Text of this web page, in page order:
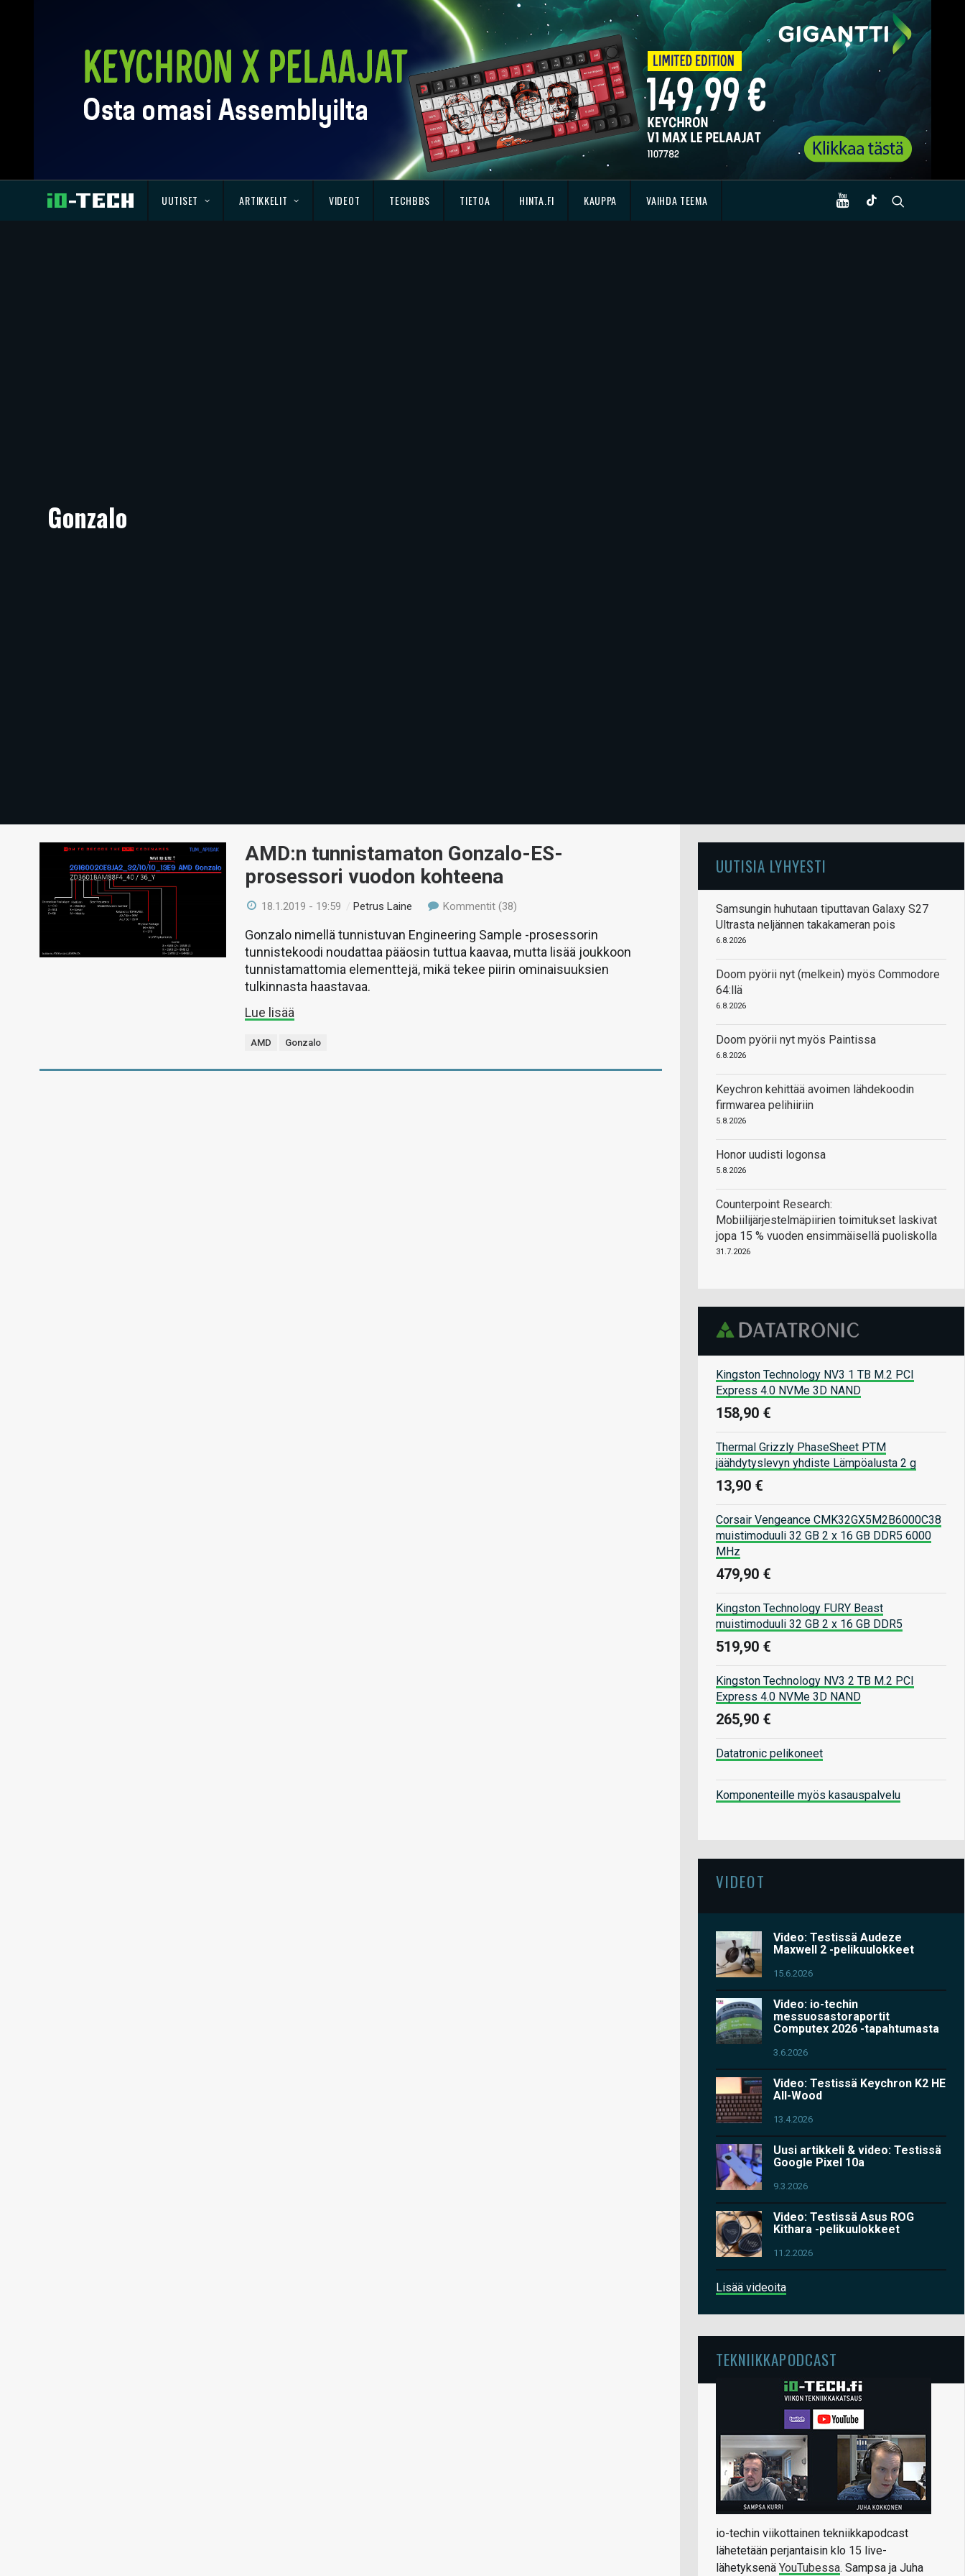
UUTISET ARTIKKELIT VIDEOT TECHBBS TIETOA HINTA.FI KAUPPA VAIHDA TEEMA
Gonzalo
AMD:n tunnistamaton Gonzalo-ES-
prosessori vuodon kohteena
18.1.2019 - 19:59 /Petrus Laine Kommentit (38)
Gonzalo nimellä tunnistuvan Engineering Sample -prosessorin
tunnistekoodi noudattaa pääosin tuttua kaavaa, mutta lisää joukkoon
tunnistamattomia elementtejä, mikä tekee piirin ominaisuuksien
tulkinnasta haastavaa.
Lue lisää
AMD Gonzalo
UUTISIA LYHYESTI
Samsungin huhutaan tiputtavan Galaxy S27
Ultrasta neljännen takakameran pois
6.8.2026
Doom pyörii nyt (melkein) myös Commodore
64:llä
6.8.2026
Doom pyörii nyt myös Paintissa
6.8.2026
Keychron kehittää avoimen lähdekoodin
firmwarea pelihiiriin
5.8.2026
Honor uudisti logonsa
5.8.2026
Counterpoint Research:
Mobiilijärjestelmäpiirien toimitukset laskivat
jopa 15 % vuoden ensimmäisellä puoliskolla
31.7.2026
Kingston Technology NV3 1 TB M.2 PCI
Express 4.0 NVMe 3D NAND
158,90 €
Thermal Grizzly PhaseSheet PTM
jäähdytyslevyn yhdiste Lämpöalusta 2 g
13,90 €
Corsair Vengeance CMK32GX5M2B6000C38
muistimoduuli 32 GB 2 x 16 GB DDR5 6000
MHz
479,90 €
Kingston Technology FURY Beast
muistimoduuli 32 GB 2 x 16 GB DDR5
519,90 €
Kingston Technology NV3 2 TB M.2 PCI
Express 4.0 NVMe 3D NAND
265,90 €
Datatronic pelikoneet
Komponenteille myös kasauspalvelu
VIDEOT
Video: Testissä Audeze
Maxwell 2 -pelikuulokkeet
15.6.2026
Video: io-techin
messuosastoraportit
Computex 2026 -tapahtumasta
3.6.2026
Video: Testissä Keychron K2 HE
All-Wood
13.4.2026
Uusi artikkeli & video: Testissä
Google Pixel 10a
9.3.2026
Video: Testissä Asus ROG
Kithara -pelikuulokkeet
11.2.2026
Lisää videoita
TEKNIIKKAPODCAST
io-techin viikottainen tekniikkapodcast
lähetetään perjantaisin klo 15 live-
lähetyksenä YouTubessa. Sampsa ja Juha